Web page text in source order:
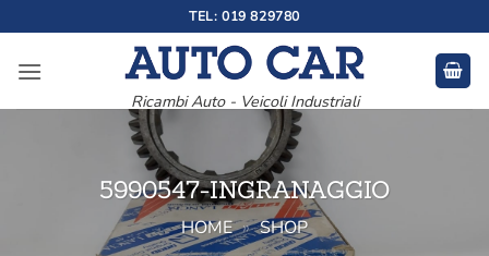
ai
contenuti
TEL: 019 829780
Ricambi Auto - Veicoli Industriali
5990547-INGRANAGGIO
HOME » SHOP